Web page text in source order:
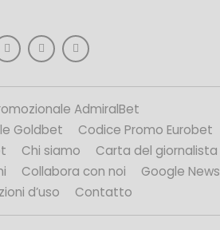
AdmiralBet
Goldbet
Codice Promo Eurobet
Chi siamo
Carta del giornalista
Collabora con noi
Google News
d’uso
Contatto